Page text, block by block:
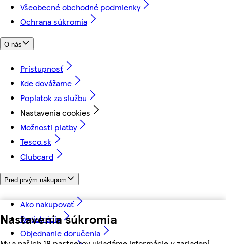
Nastavenia súkromia
Všeobecné obchodné podmienky
Ochrana súkromia
O nás
Prístupnosť
Kde dovážame
Poplatok za službu
Nastavenia cookies
Možnosti platby
Tesco.sk
Clubcard
Pred prvým nákupom
Ako nakupovať
Registrácia
Objednanie doručenia